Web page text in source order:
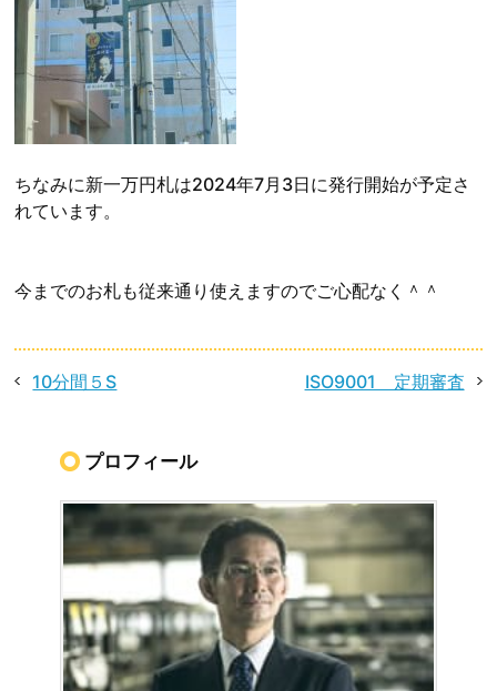
ちなみに新一万円札は2024年7月3日に発行開始が予定さ
れています。
今までのお札も従来通り使えますのでご心配なく＾＾
10分間５S ISO9001 定期審査
プロフィール